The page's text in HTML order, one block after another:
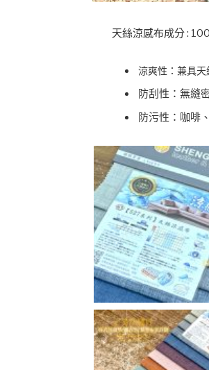
天絲涼感布成分 :
涼爽性：兼具天
防刮性：無縫
防污性：咖啡